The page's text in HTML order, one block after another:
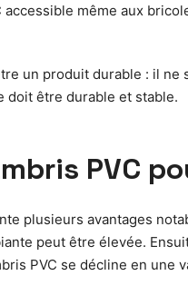
même aux
un produit durable : il
doit être durable et stable.
PVC
plusieurs avantages
peut être élevée.
PVC se décline en une